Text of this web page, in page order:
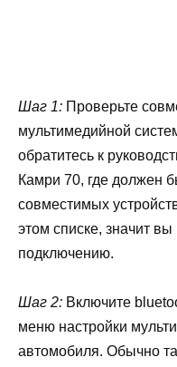
Шаг 1: Проверьте
мультимедийной
обратитесь к
Камри 70, где должен
совместимых
этом списке, значит
подключению.
Шаг 2: Включите
меню настройки
автомобиля. Обычно